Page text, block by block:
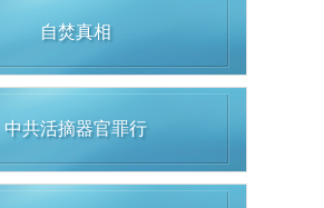
自焚真相
中共活摘器官罪行